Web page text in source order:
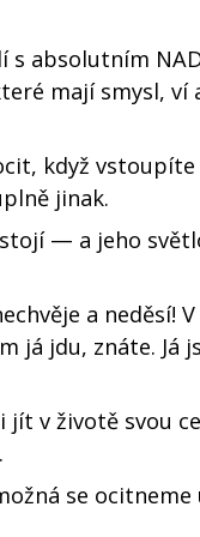
s absolutním
mají smysl, ví
když
jinak.
— a jeho
a neděsí!
já jdu, znáte. Já
jít v životě svou
se ocitneme